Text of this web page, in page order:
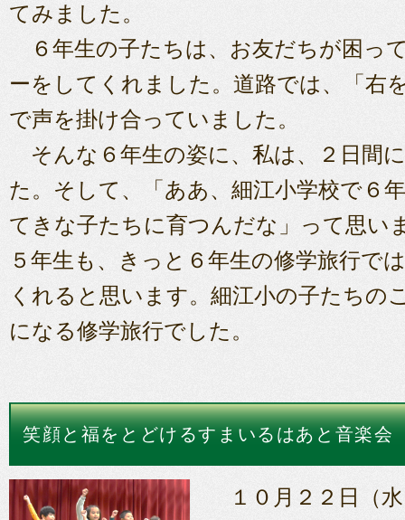
てみました。
６年生の子たちは、お友だちが困っ
ーをしてくれました。道路では、「右
で声を掛け合っていました。
そんな６年生の姿に、私は、２日間
た。そして、「ああ、細江小学校で６
てきな子たちに育つんだな」って思い
５年生も、きっと６年生の修学旅行で
くれると思います。細江小の子たちの
になる修学旅行でした。
笑顔と福をとどけるすまいるはあと音楽会
１０月２２日（